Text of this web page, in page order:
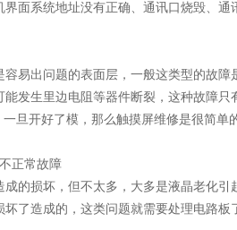
面系统地址没有正确、通讯口烧毁、
易出问题的表面层，一般这类型的故
发生里边电阻等器件断裂，这种故障
旦开好了模，那么触摸屏维修是很简单
正常故障
的损坏，但不太多，大多是液晶老化
了造成的，这类问题就需要处理电路板